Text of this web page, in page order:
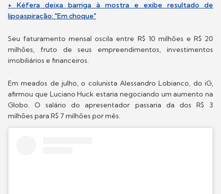
+ Kéfera deixa barriga à mostra e exibe resultado de
lipoaspiração: "Em choque"
Seu faturamento mensal oscila entre R$ 10 milhões e R$ 20
milhões, fruto de seus empreendimentos, investimentos
imobiliários e financeiros.
Em meados de julho, o colunista Alessandro Lobianco, do iG,
afirmou que Luciano Huck estaria negociando um aumento na
Globo. O salário do apresentador passaria da dos R$ 3
milhões para R$ 7 milhões por mês.